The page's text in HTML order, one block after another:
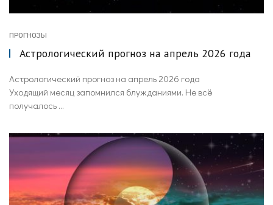
ПРОГНОЗЫ
Астрологический прогноз на апрель 2026 года
Астрологический прогноз на апрель 2026 года
Уходящий месяц запомнился блужданиями. Не всё
получалось ...